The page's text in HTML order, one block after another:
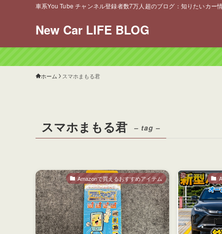
車系You Tube チャンネル登録者数7万人超のブログ：知りたいカー
New Car LIFE BLOG
ホーム スマホまもる君
スマホまもる君 – tag –
Amazonで買えるおすすめアイテム